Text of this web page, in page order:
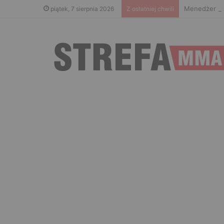
piątek, 7 sierpnia 2026 Z ostatniej chwili Menedżer